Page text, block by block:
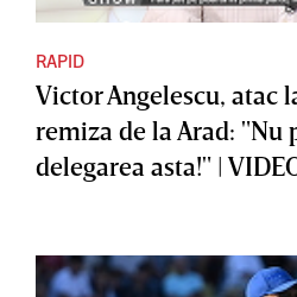
RAPID
Victor Angelescu, atac
remiza de la Arad: "Nu
delegarea asta!" |